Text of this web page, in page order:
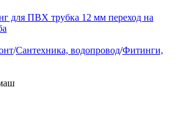
для ПВХ трубка 12 мм переход на
/Сантехника, водопровод/Фитинги,